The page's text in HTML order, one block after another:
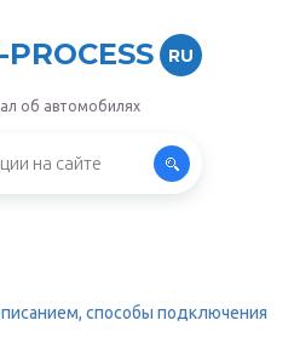
RU
об автомобилях
способы подключения